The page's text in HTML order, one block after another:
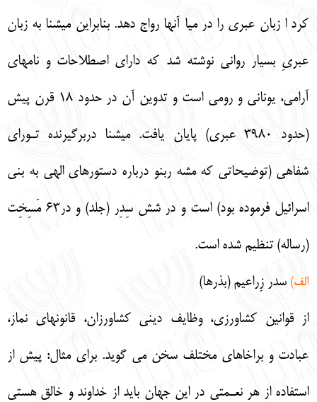
كرد ا زبان عبري را در ميا آنها رواج دهد. بنابراين ميشنا به زبان
عبريِ بسيار رواني نوشته شد كه داراي اصطلاحات و نامهاي
آرامي، يوناني و رومي است و تدوين آن در حدود 18 قرن پيش
(حدود 3980 عبري) پايان يافت. ميشنا دربرگيرنده تـوراي
شفاهي (توضيحاتي كه مشه ربنو درباره دستورهاي الهي به بني
اسرائيل فرموده بود) است و در شش سِدِر (جلد) و در63 مَسِخِت
(رساله) تنظيم شده است.
الف) سدر زِراعيم (بذرها)
از قوانين كشاورزي، وظايف ديني كشاورزان، قانونهاي نماز،
عبادت و براخاهاي مختلف سخن مي گويد. براي مثال: پيش از
استفاده از هر نعـمتي در اين جهان بايد از خداوند و خالق هستي